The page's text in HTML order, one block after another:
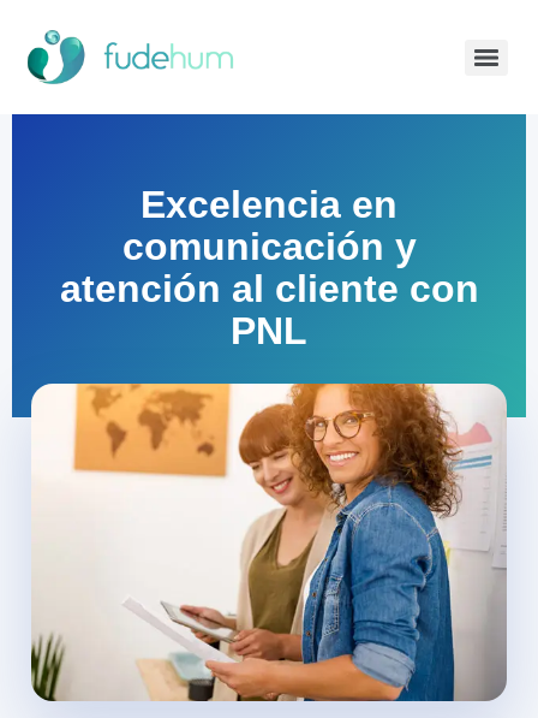
Excelencia en
comunicación y
atención al cliente con
PNL